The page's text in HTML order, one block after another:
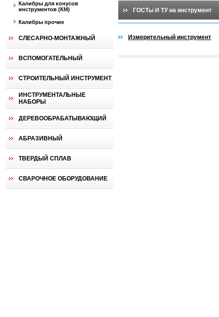
Калибры для конусов
инструментов (КМ)
Калибры прочие
СЛЕСАРНО-МОНТАЖНЫЙ
ВСПОМОГАТЕЛЬНЫЙ
СТРОИТЕЛЬНЫЙ ИНСТРУМЕНТ
ИНСТРУМЕНТАЛЬНЫЕ
НАБОРЫ
ДЕРЕВООБРАБАТЫВАЮЩИЙ
АБРАЗИВНЫЙ
ТВЕРДЫЙ СПЛАВ
СВАРОЧНОЕ ОБОРУДОВАНИЕ
ГОСТы И ТУ на инструмент
Измерительный инструмент